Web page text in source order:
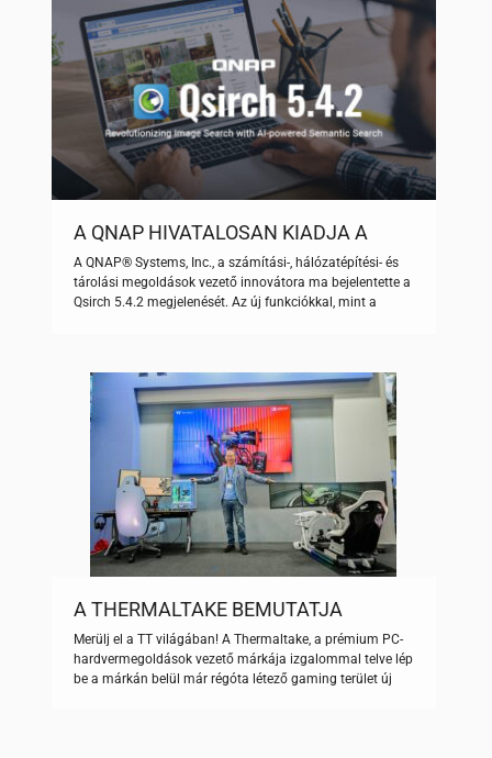
Teljes merevlemezklónozás: Egyszerű és intuitív működés
bonyolult beállítások nélkül. Könnyedén klónozhatod az
összes adatot […]
A QNAP HIVATALOSAN KIADJA A
QSIRCH 5.4.2-T:
TOVÁBBFEJLESZTETT AI-ALAPÚ
SZEMANTIKUS KERESÉS ÉS PRECÍZ
KÉPKERESÉS NAS-ON
A QNAP® Systems, Inc., a számítási-, hálózatépítési- és
tárolási megoldások vezető innovátora ma bejelentette a
Qsirch 5.4.2 megjelenését. Az új funkciókkal, mint a
felhasználóbarátabb fájlkeresési élményben lehet részük,
jelentősen növelve produktivitásukat. A Qsirch egy
keresőmotor QNAP NAS-hoz, […]
A THERMALTAKE BEMUTATJA
MAGÁVAL RAGADÓ ÉS ELEGÁNS
FEHÉR VERSENYSZIMULÁTOR
ÖKOSZISZTÉMÁJÁT
Merülj el a TT világában! A Thermaltake, a prémium PC-
hardvermegoldások vezető márkája izgalommal telve lép
be a márkán belül már régóta létező gaming terület új